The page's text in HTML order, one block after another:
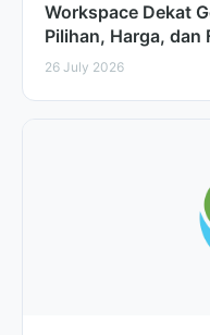
Workspace Dekat
Pilihan, Harga, dan
26 July 2026